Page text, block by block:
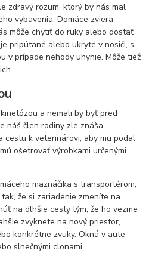
zdravý rozum, ktorý by nás mal
vybavenia. Domáce zviera
môže chytiť do ruky alebo dostať
pripútané alebo ukryté v nosiči, s
v prípade nehody uhynie. Môže tiež
a nemali by byť pred
náš člen rodiny zle znáša
cestu k veterinárovi, aby mu podal
ošetrovať výrobkami určenými
maznáčika s transportérom,
že si zariadenie zmeníte na
na dlhšie cesty tým, že ho vezme
zvyknete na nový priestor,
konkrétne zvuky. Okná v aute
slnečnými clonami .